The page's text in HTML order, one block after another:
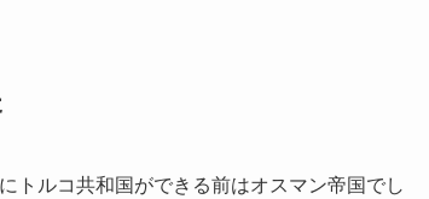
トルコ共和国ができる前はオスマン帝国でし